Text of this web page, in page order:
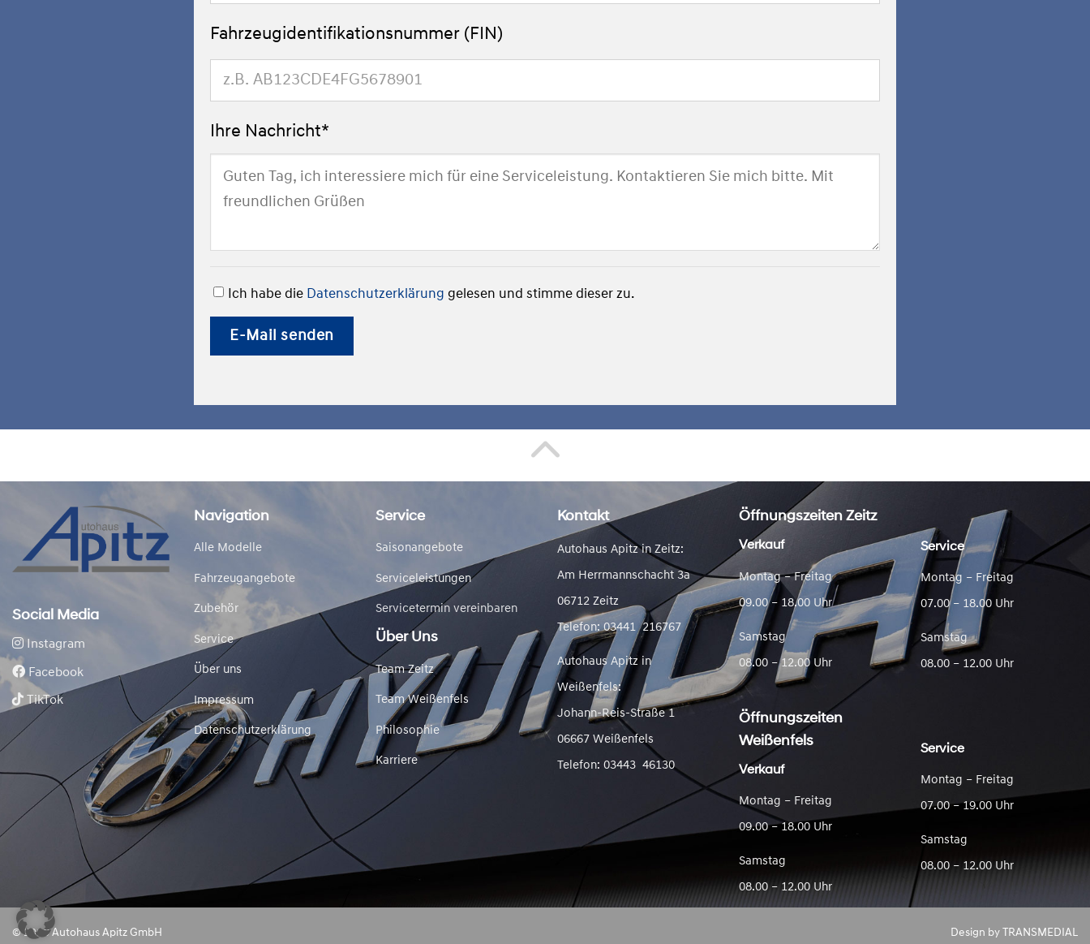
Fahrzeugidentifikationsnummer (FIN)
Ihre Nachricht*
Ich habe die Datenschutzerklärung gelesen und stimme dieser zu.
E-Mail senden
Social Media
Instagram
Facebook
TikTok
Navigation
Alle Modelle
Fahrzeugangebote
Zubehör
Service
Über uns
Impressum
Datenschutzerklärung
Service
Saisonangebote
Serviceleistungen
Servicetermin vereinbaren
Über Uns
Team Zeitz
Team Weißenfels
Philosophie
Karriere
Kontakt
Autohaus Apitz in Zeitz:
Am Herrmannschacht 3a
06712 Zeitz
Telefon: 03441 216767
Autohaus Apitz in
Weißenfels:
Johann-Reis-Straße 1
06667 Weißenfels
Telefon: 03443 46130
Öffnungszeiten Zeitz
Verkauf
Montag – Freitag
09.00 – 18.00 Uhr
Samstag
08.00 – 12.00 Uhr
Öffnungszeiten
Weißenfels
Verkauf
Montag – Freitag
09.00 – 18.00 Uhr
Samstag
08.00 – 12.00 Uhr
Service
Montag – Freitag
07.00 – 18.00 Uhr
Samstag
08.00 – 12.00 Uhr
Service
Montag – Freitag
07.00 – 19.00 Uhr
Samstag
08.00 – 12.00 Uhr
Design by TRANSMEDIAL
© 2026 Autohaus Apitz GmbH